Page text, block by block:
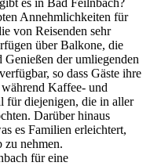
es in Bad Feilnbach?
Annehmlichkeiten für
von Reisenden sehr
über Balkone, die
der umliegenden
so dass Gäste ihre
Kaffee- und
für diejenigen, die in aller
Darüber hinaus
es Familien erleichtert,
zu nehmen.
für eine